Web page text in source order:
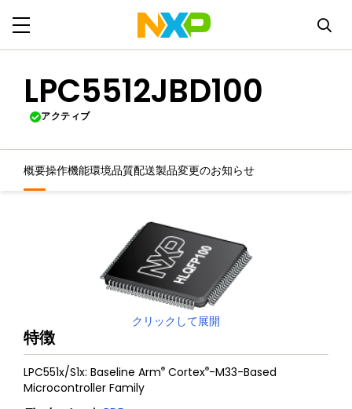
LPC5512JBD100
アクティブ
概要操作機能環境品質配送製品変更のお知らせ
クリックして展開
特徴
LPC551x/S1x: Baseline Arm® Cortex®-M33-Based
Microcontroller Family